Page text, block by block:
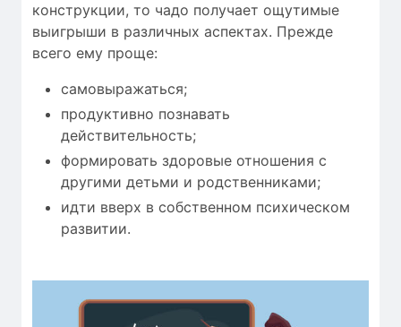
конструкции, то чадо получает ощутимые
выигрыши в различных аспектах. Прежде
всего ему проще:
самовыражаться;
продуктивно познавать
действительность;
формировать здоровые отношения с
другими детьми и родственниками;
идти вверх в собственном психическом
развитии.